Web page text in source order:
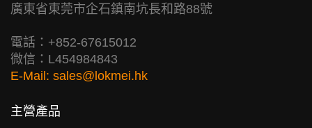
廣東省東莞市企石鎮南坑長和路88號
電話：+852-67615012
微信：L454984843
E-Mail: sales@lokmei.hk
主營產品